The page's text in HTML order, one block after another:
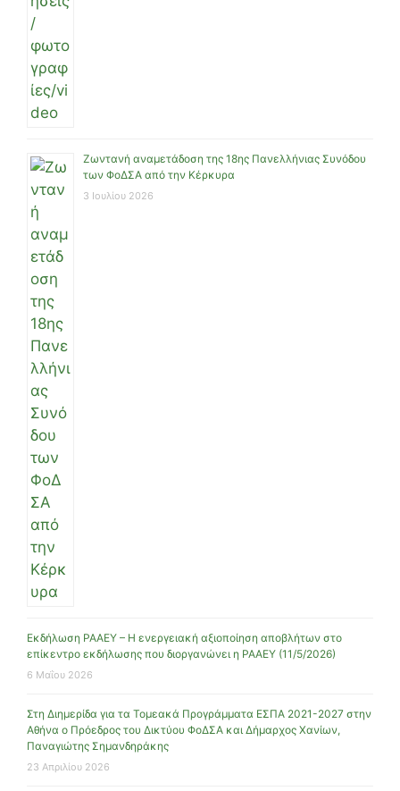
Ζωντανή αναμετάδοση της 18ης Πανελλήνιας Συνόδου
των ΦοΔΣΑ από την Κέρκυρα
3 Ιουλίου 2026
Εκδήλωση ΡΑΑΕΥ – Η ενεργειακή αξιοποίηση αποβλήτων στο
επίκεντρο εκδήλωσης που διοργανώνει η ΡΑΑΕΥ (11/5/2026)
6 Μαΐου 2026
Στη Διημερίδα για τα Τομεακά Προγράμματα ΕΣΠΑ 2021-2027 στην
Αθήνα ο Πρόεδρος του Δικτύου ΦοΔΣΑ και Δήμαρχος Χανίων,
Παναγιώτης Σημανδηράκης
23 Απριλίου 2026